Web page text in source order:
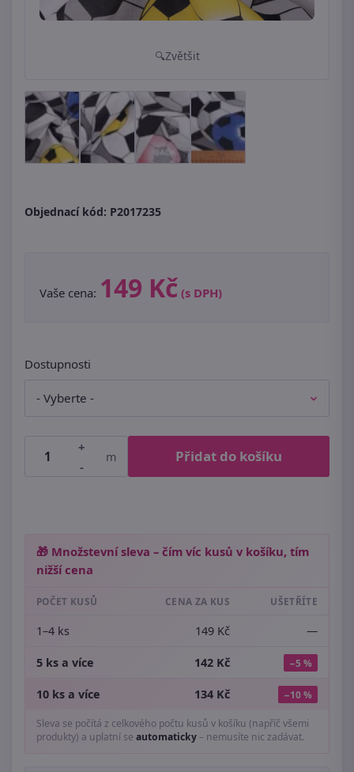
Zvětšit
Objednací kód: P2017235
Vaše cena: 149 Kč (s DPH)
Dostupnosti
+
-
m Přidat do košíku
🎁 Množstevní sleva – čím víc kusů v košíku, tím
nižší cena
POČET KUSŮ CENA ZA KUS UŠETŘÍTE
1–4 ks 149 Kč —
5 ks a více 142 Kč −5 %
10 ks a více 134 Kč −10 %
Sleva se počítá z celkového počtu kusů v košíku (napříč všemi
produkty) a uplatní se automaticky– nemusíte nic zadávat.